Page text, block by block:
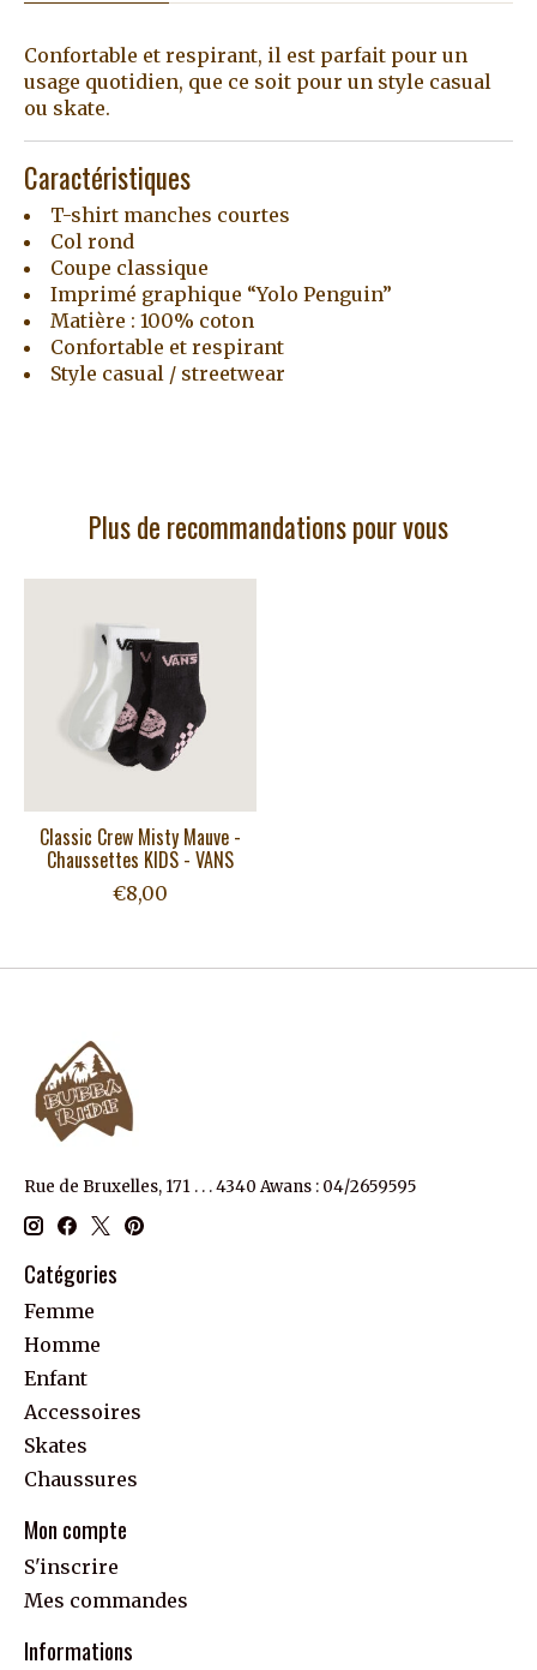
Confortable et respirant, il est parfait pour un
usage quotidien, que ce soit pour un style casual
ou skate.
Caractéristiques
T-shirt manches courtes
Col rond
Coupe classique
Imprimé graphique “Yolo Penguin”
Matière : 100% coton
Confortable et respirant
Style casual / streetwear
Plus de recommandations pour vous
Classic Crew Misty Mauve -
Chaussettes KIDS - VANS
€8,00
Rue de Bruxelles, 171 . . . 4340 Awans : 04/2659595
Catégories
Femme
Homme
Enfant
Accessoires
Skates
Chaussures
Mon compte
S'inscrire
Mes commandes
Informations